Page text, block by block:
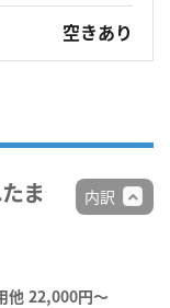
空きあり
ま
他 22,000円〜
内訳